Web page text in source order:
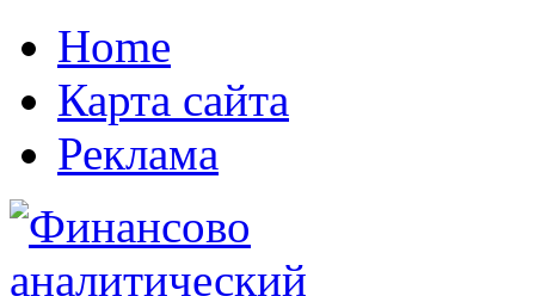
Home
Карта сайта
Реклама